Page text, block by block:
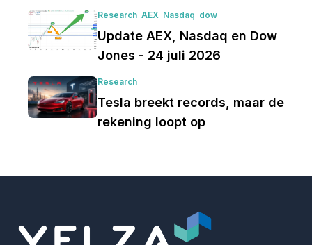
Research AEX Nasdaq dow
Update AEX, Nasdaq en Dow
Jones - 24 juli 2026
Research
Tesla breekt records, maar de
rekening loopt op